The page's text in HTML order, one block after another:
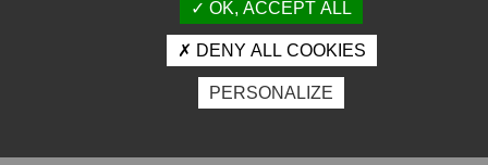
Crédits et mentions légales
Espace presse
Photothèque
OK, ACCEPT ALL
DENY ALL COOKIES
PERSONALIZE